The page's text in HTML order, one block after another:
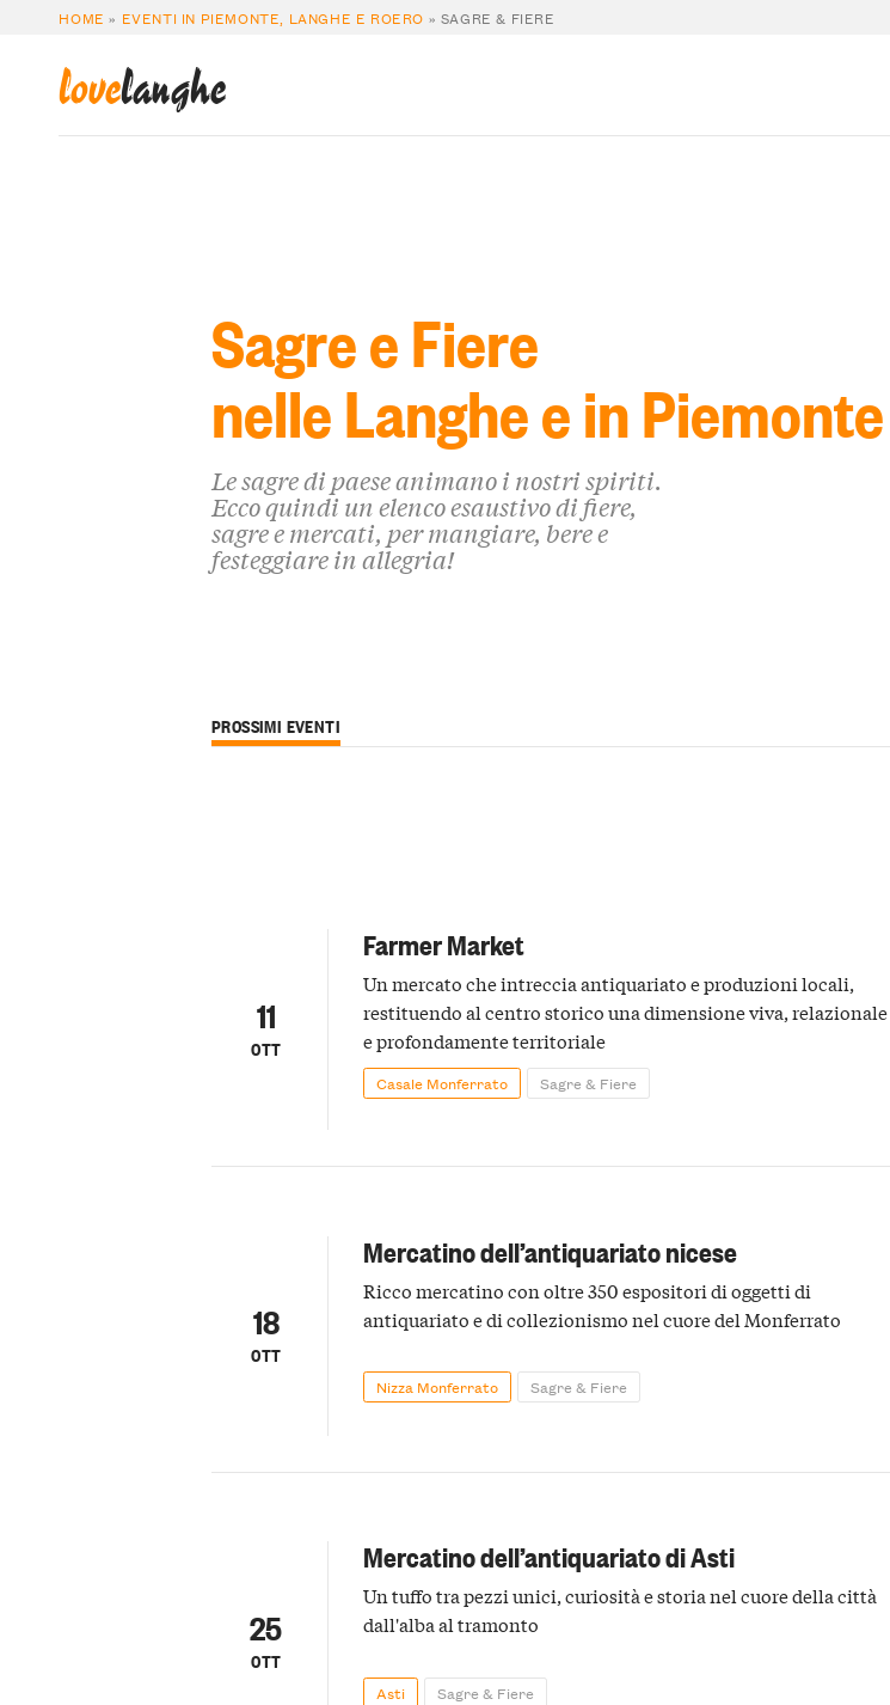
HOME » EVENTI IN PIEMONTE, LANGHE E ROERO » SAGRE & FIERE
lovelanghe
Sagre e Fiere
nelle Langhe e in Piemonte
Le sagre di paese animano i nostri spiriti.
Ecco quindi un elenco esaustivo di fiere,
sagre e mercati, per mangiare, bere e
festeggiare in allegria!
PROSSIMI EVENTI
11
OTT
Farmer Market
Un mercato che intreccia antiquariato e produzioni locali,
restituendo al centro storico una dimensione viva, relazionale
e profondamente territoriale
Casale Monferrato Sagre & Fiere
18
OTT
Mercatino dell’antiquariato nicese
Ricco mercatino con oltre 350 espositori di oggetti di
antiquariato e di collezionismo nel cuore del Monferrato
Nizza Monferrato Sagre & Fiere
25
OTT
Mercatino dell’antiquariato di Asti
Un tuffo tra pezzi unici, curiosità e storia nel cuore della città
dall'alba al tramonto
Asti Sagre & Fiere